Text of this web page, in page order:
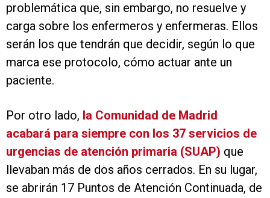
problemática que, sin embargo, no resuelve y
carga sobre los enfermeros y enfermeras. Ellos
serán los que tendrán que decidir, según lo que
marca ese protocolo, cómo actuar ante un
paciente.
Por otro lado, la Comunidad de Madrid
acabará para siempre con los 37 servicios de
urgencias de atención primaria (SUAP) que
llevaban más de dos años cerrados. En su lugar,
se abrirán 17 Puntos de Atención Continuada, de